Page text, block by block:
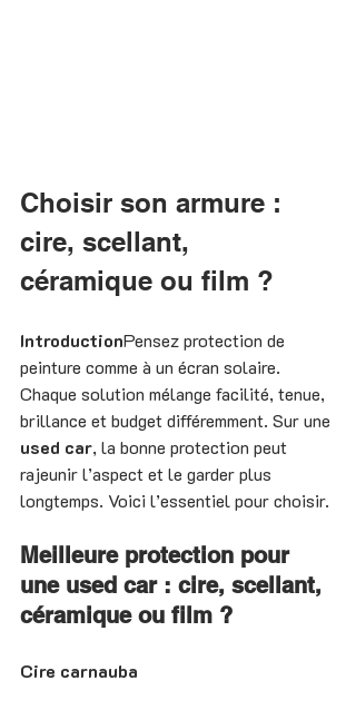
Choisir son armure :
cire, scellant,
céramique ou film ?
IntroductionPensez protection de
peinture comme à un écran solaire.
Chaque solution mélange facilité, tenue,
brillance et budget différemment. Sur une
used car, la bonne protection peut
rajeunir l’aspect et le garder plus
longtemps. Voici l’essentiel pour choisir.
Meilleure protection pour
une used car : cire, scellant,
céramique ou film ?
Cire carnauba